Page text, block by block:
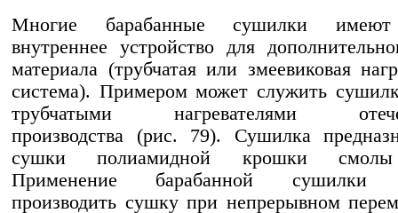
Многие барабанные сушилки имеют
внутреннее устройство для
материала (трубчатая или змеевиковая
система). Примером может служить
трубчатыми нагревателями
производства (рис. 79). Сушилка
сушки полиамидной крошки
Применение барабанной сушилки
производить сушку при непрерывном